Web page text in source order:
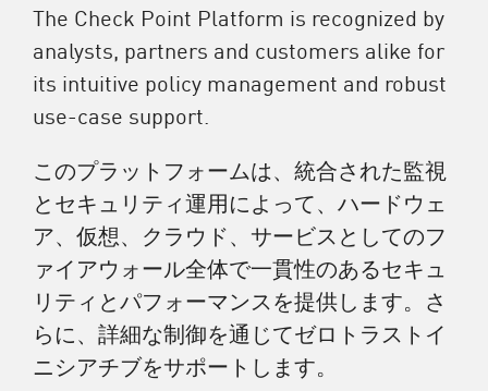
The Check Point Platform is recognized by
analysts, partners and customers alike for
its intuitive policy management and robust
use-case support.
このプラットフォームは、統合された監視
とセキュリティ運用によって、ハードウェ
ア、仮想、クラウド、サービスとしてのフ
ァイアウォール全体で一貫性のあるセキュ
リティとパフォーマンスを提供します。さ
らに、詳細な制御を通じてゼロトラストイ
ニシアチブをサポートします。